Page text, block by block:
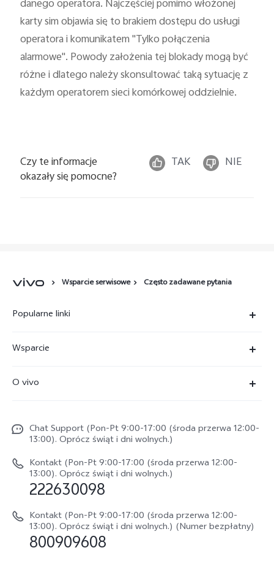
danego operatora. Najczęściej pomimo włożonej
karty sim objawia się to brakiem dostępu do usługi
operatora i komunikatem "Tylko połączenia
alarmowe". Powody założenia tej blokady mogą być
różne i dlatego należy skonsultować taką sytuację z
każdym operatorem sieci komórkowej oddzielnie.
Czy te informacje
okazały się pomocne?
TAK NIE
Wsparcie serwisowe Często zadawane pytania
Popularne linki
X300 FE
V70
V70 FE
vivo Buds Air3
Wsparcie
Funtouch OS
Weryfikacja IMEI
Instrukcja obsługi
Aktualizacja oprogramowania
Dziennik aktualizacji
Sprawdź koszt naprawy
O vivo
Życie w vivo
Netykieta vivo
Informacje prawne
O nas
Zrównoważony rozwój
Chat Support (Pon-Pt 9:00-17:00 (środa przerwa 12:00-
13:00). Oprócz świąt i dni wolnych.)
Kontakt (Pon-Pt 9:00-17:00 (środa przerwa 12:00-
13:00). Oprócz świąt i dni wolnych.)
222630098
Kontakt (Pon-Pt 9:00-17:00 (środa przerwa 12:00-
13:00). Oprócz świąt i dni wolnych.) (Numer bezpłatny)
800909608